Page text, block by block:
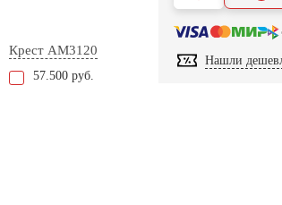
Крест AM3120
57.500 руб.
Нашли